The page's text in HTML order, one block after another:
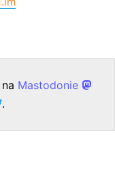
Mastodonie
.